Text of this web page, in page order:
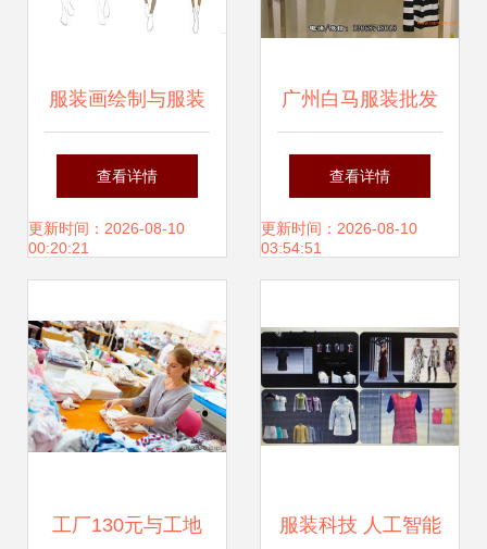
服装画绘制与服装
辅料制造 时尚创意
与工艺的交汇点
查看详情
更新时间：2026-08-10
00:20:21
广州白马服装批发
市场 朋艺佳·氏寇
秋冬女装货源走份
查看详情
更新时间：2026-08-10
03:54:51
工厂130元与工地 服装科技 人工智能